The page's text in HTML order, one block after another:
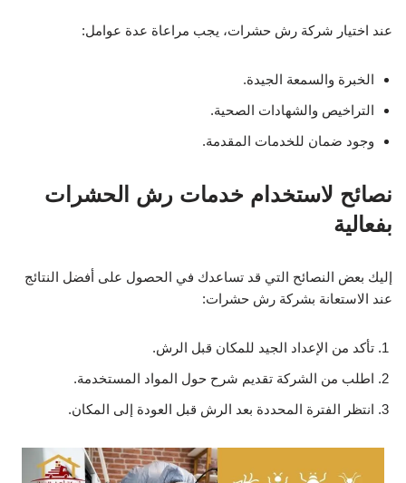
عند اختيار شركة رش حشرات، يجب مراعاة عدة عوامل:
الخبرة والسمعة الجيدة.
التراخيص والشهادات الصحية.
وجود ضمان للخدمات المقدمة.
نصائح لاستخدام خدمات رش الحشرات
بفعالية
إليك بعض النصائح التي قد تساعدك في الحصول على أفضل النتائج
عند الاستعانة بشركة رش حشرات:
تأكد من الإعداد الجيد للمكان قبل الرش.
اطلب من الشركة تقديم شرح حول المواد المستخدمة.
انتظر الفترة المحددة بعد الرش قبل العودة إلى المكان.